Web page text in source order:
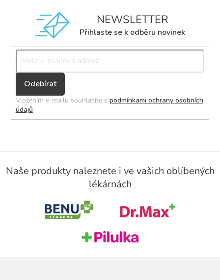
NEWSLETTER
Přihlaste se k odběru novinek
Přihlásit
se
Vložením e-mailu souhlasíte s podmínkami ochrany osobních
údajů
Naše produkty naleznete i ve vašich oblíbených
lékárnách